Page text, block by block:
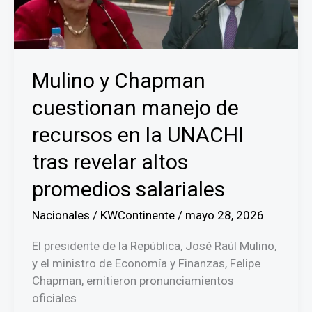
Plus
Mulino y Chapman
cuestionan manejo de
recursos en la UNACHI
tras revelar altos
promedios salariales
Nacionales / KWContinente / mayo 28, 2026
El presidente de la República, José Raúl Mulino,
y el ministro de Economía y Finanzas, Felipe
Chapman, emitieron pronunciamientos
oficiales